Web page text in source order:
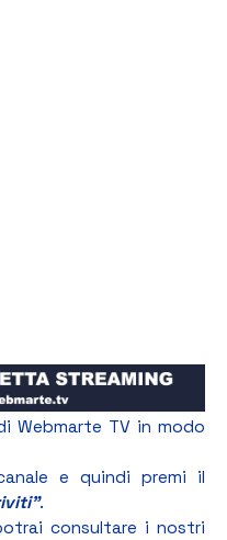
Webmarte TV in modo
e quindi premi il
.
consultare i nostri